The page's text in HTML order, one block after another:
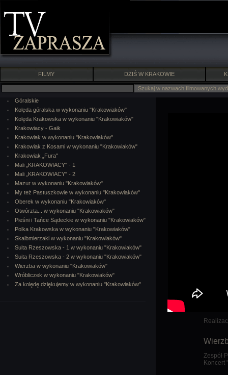
FILMY DZIŚ W KRAKOWIE
Góralskie
Kolęda góralska w wykonaniu "Krakowiaków"
Kolęda Krakowska w wykonaniu "Krakowiaków"
Krakowiacy - Gaik
Krakowiak w wykonaniu "Krakowiaków"
Krakowiak z Kosami w wykonaniu "Krakowiaków"
Krakowiak „Fura"
Mali „KRAKOWIACY" - 1
Mali „KRAKOWIACY" - 2
Mazur w wykonaniu "Krakowiaków"
My też Pastuszkowie w wykonaniu "Krakowiaków"
Oberek w wykonaniu "Krakowiaków"
Otwórzta... w wykonaniu "Krakowiaków"
Pieśni i Tańce Sądeckie w wykonaniu "Krakowiaków"
Polka Krakowska w wykonaniu "Krakowiaków"
Skalbmierzaki w wykonaniu "Krakowiaków"
Suita Rzeszowska - 1 w wykonaniu "Krakowiaków"
Suita Rzeszowska - 2 w wykonaniu "Krakowiaków"
Wierzba w wykonaniu "Krakowiaków"
Wróbliczek w wykonaniu "Krakowiaków"
Za kolędę dziękujemy w wykonaniu "Krakowiaków"
Zespół
Koncert